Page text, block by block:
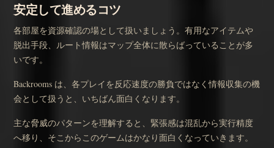
安定して進めるコツ
各部屋を資源確認の場として扱いましょう。有用なアイテムや
脱出手段、ルート情報はマップ全体に散らばっていることが多
いです。
Backrooms は、各プレイを反応速度の勝負ではなく情報収集の機
会として扱うと、いちばん面白くなります。
主な脅威のパターンを理解すると、緊張感は混乱から実行精度
へ移り、そこからこのゲームはかなり面白くなっていきます。